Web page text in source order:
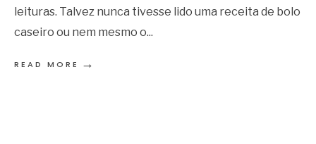
leituras. Talvez nunca tivesse lido uma receita de bolo
caseiro ou nem mesmo o...
READ MORE →